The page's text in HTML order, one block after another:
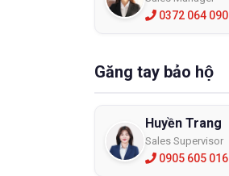
0372 064 090
Găng tay bảo hộ
Huyền Trang
Sales Supervisor
0905 605 016